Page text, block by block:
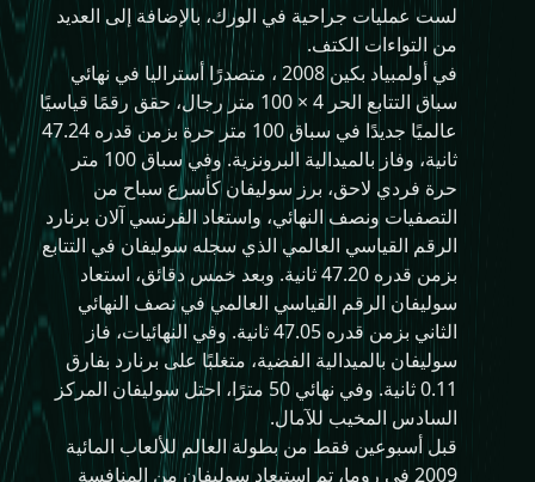
لست عمليات جراحية في الورك، بالإضافة إلى العديد
من التواءات الكتف.
في أولمبياد بكين 2008 ، متصدرًا أستراليا في نهائي
سباق التتابع الحر 4 × 100 متر رجال، حقق رقمًا قياسيًا
عالميًا جديدًا في سباق 100 متر حرة بزمن قدره 47.24
ثانية، وفاز بالميدالية البرونزية. وفي سباق 100 متر
حرة فردي لاحق، برز سوليفان كأسرع سباح من
التصفيات ونصف النهائي، واستعاد الفرنسي آلان برنارد
الرقم القياسي العالمي الذي سجله سوليفان في التتابع
بزمن قدره 47.20 ثانية. وبعد خمس دقائق، استعاد
سوليفان الرقم القياسي العالمي في نصف النهائي
الثاني بزمن قدره 47.05 ثانية. وفي النهائيات، فاز
سوليفان بالميدالية الفضية، متغلبًا على برنارد بفارق
0.11 ثانية. وفي نهائي 50 مترًا، احتل سوليفان المركز
السادس المخيب للآمال.
قبل أسبوعين فقط من بطولة العالم للألعاب المائية
2009 في روما، تم استبعاد سوليفان من المنافسة